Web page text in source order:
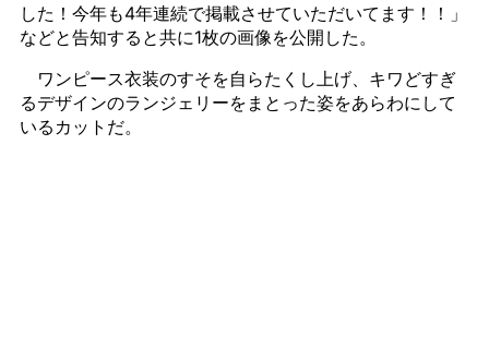
した！今年も4年連続で掲載させていただいてます！！」
などと告知すると共に1枚の画像を公開した。
ワンピース衣装のすそを自らたくし上げ、キワどすぎ
るデザインのランジェリーをまとった姿をあらわにして
いるカットだ。